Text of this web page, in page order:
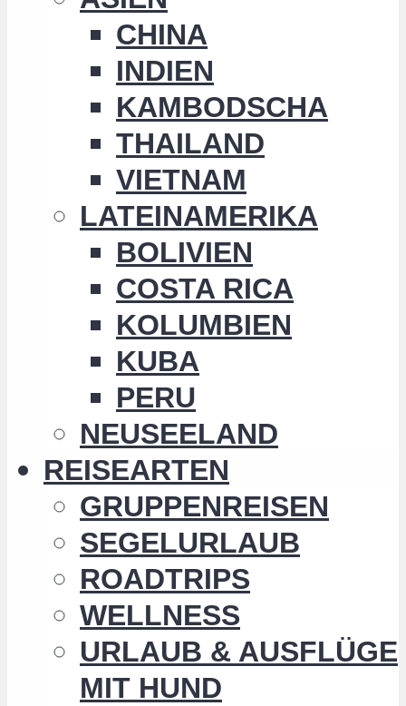
CHINA
INDIEN
KAMBODSCHA
THAILAND
VIETNAM
LATEINAMERIKA
BOLIVIEN
COSTA RICA
KOLUMBIEN
KUBA
PERU
NEUSEELAND
REISEARTEN
GRUPPENREISEN
SEGELURLAUB
ROADTRIPS
WELLNESS
URLAUB & AUSFLÜGE
MIT HUND